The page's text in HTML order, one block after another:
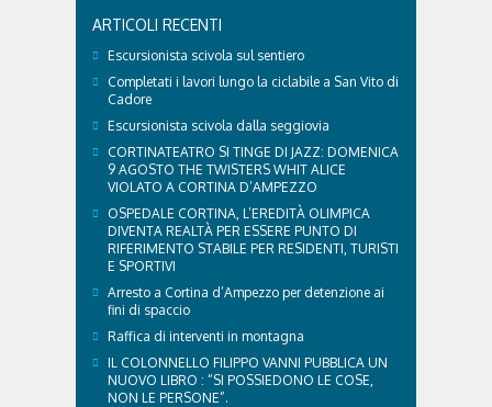
con il veterinario di Cortina, che ci ha illustrato i
principali accorgimenti per aiutare i cani ad
affrontare il caldo in sicurezza e benessere...
ARTICOLI RECENTI
Escursionista scivola sul sentiero
Completati i lavori lungo la ciclabile a San Vito di
Cadore
Escursionista scivola dalla seggiovia
CORTINATEATRO SI TINGE DI JAZZ: DOMENICA
9 AGOSTO THE TWISTERS WHIT ALICE
VIOLATO A CORTINA D’AMPEZZO
OSPEDALE CORTINA, L’EREDITÀ OLIMPICA
DIVENTA REALTÀ PER ESSERE PUNTO DI
RIFERIMENTO STABILE PER RESIDENTI, TURISTI
E SPORTIVI
Arresto a Cortina d’Ampezzo per detenzione ai
fini di spaccio
Raffica di interventi in montagna
IL COLONNELLO FILIPPO VANNI PUBBLICA UN
NUOVO LIBRO : “SI POSSIEDONO LE COSE,
NON LE PERSONE”.